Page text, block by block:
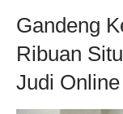
Gandeng
Ribuan
Judi Online